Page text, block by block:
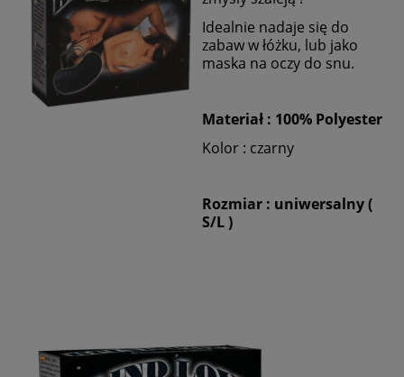
Idealnie nadaje się do
zabaw w łóżku, lub jako
maska na oczy do snu.
Materiał : 100% Polyester
Kolor : czarny
Rozmiar : uniwersalny (
S/L )